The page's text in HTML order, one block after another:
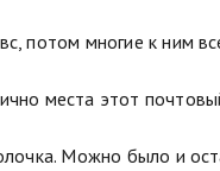
потом многие к ним
места этот
Можно было и